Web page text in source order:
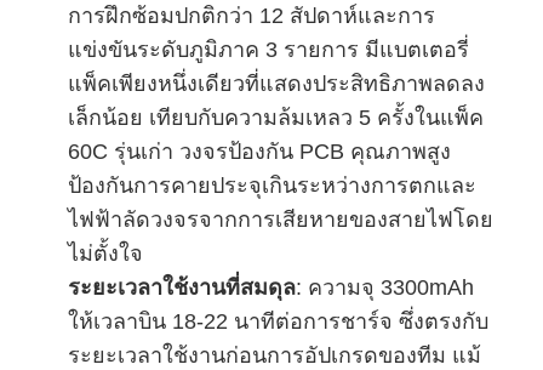
แบตเตอรี่ ไลฟ์โป4
แบตเตอรี่รอบลึก
บีเอ็มเอส พีซีบี พีซีเอ็ม
ชุดแบตเตอรี่แบบกำหนดเอง
แบตเตอรี่จักรยานไฟฟ้า
แบตเตอรี่ลิทธิียม ยูพีเอส
แพ็คแบตเตอรี่ไฮดริดโลหะไนเคิล
การฝึกซ้อมปกติกว่า 12 สัปดาห์และการ
แข่งขันระดับภูมิภาค 3 รายการ มีแบตเตอรี่
แพ็คเพียงหนึ่งเดียวที่แสดงประสิทธิภาพลดลง
เล็กน้อย เทียบกับความล้มเหลว 5 ครั้งในแพ็ค
60C รุ่นเก่า วงจรป้องกัน PCB คุณภาพสูง
ป้องกันการคายประจุเกินระหว่างการตกและ
ไฟฟ้าลัดวงจรจากการเสียหายของสายไฟโดย
ไม่ตั้งใจ
ระยะเวลาใช้งานที่สมดุล‌: ความจุ 3300mAh
ให้เวลาบิน 18-22 นาทีต่อการชาร์จ ซึ่งตรงกับ
ระยะเวลาใช้งานก่อนการอัปเกรดของทีม แม้